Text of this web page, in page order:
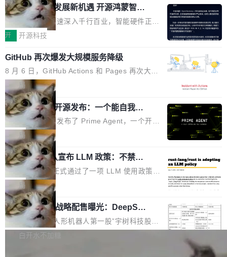
或造假。问题是，作为读者，如果你筛选出那些
看起来最令人兴奋的论文，那它们大部分都是过
度宣传的。」 这才是真正的痛点。不是所有论文
都有问题，是最吸引眼球的那批论文最有问题。
他引用的帖子来自 Mathew Shen，一位 ICLR 2
026 的读者：「看了篇 ...
的早期工程师之一，在 Grok 训练基础设施团队
工作过。近日他在 X 上发了一条帖子，列出了他
认为现代 AI 领域最重要的三个开源项目。 第一
个名字毫无悬念：Flash Attention 2。 Hieu 的
理由很具体。FA 系列不需要解释，但 FA2 是他
认为最重要的一个——复杂度恰到好处，刚好能
驱动你去学 CuTe，但还没被那些"邪恶的" Hopp
er++ 优化所淹没，足够容易修改和适配。 更关
键的是 FA2 的持久性...
共商智能硬件发展新机遇 开源鸿蒙智能
硬件开发者日杭州站即将举行
随着万物智联加速深入千行百业，智能硬件正从
单点设备迈向智能化、网联化、协同化发展。作
鸿蒙通过统一技术底座和分布式能力，为不同类
型智能设备的开发、连接与互联提供关键支撑，
也为产业链企业探索产品创新与商业增长打开新
的空间。 8月14日，开源鸿蒙智能硬件开发者日
（OHDD：OpenHarmony Hardware Develope
r Day）将在杭州启航。活动面向智能硬件产业
链企业和开发者，邀请行业专家与资深技术顾
问，围绕开源鸿蒙技术能力、设备适配、芯片适
配、功耗与稳定性调优、兼容性测评及统一互联
等内容展开系统讲解和实战交流，帮助企业进一
步了解开源鸿蒙在智能...
开 开源科技
GitHub 再次爆发大规模服务降级
8 月 6 日，GitHub Actions 和 Pages 再次大规
模服务降级，Actions 完全不可用超过 5 小时，
webhook 停发，连自托管 runner 也因调度层故
障无法工作。Pages、Copilot code review、C
opilot coding agent 全部受影响。从检测到完全
恢复，大约 12 小时。 这是 2026 年 8 月的第六
起事故，其中四起与 AI/Copilot 服务相关。 Git
Hub 员工 kdaigle 在 HN 讨论中贴出了一组数
据：2025 年全年 10 亿次 commit。现在，每周
2.75 亿次，全年预计 140 亿次。GitHub...
局
Prime Agent 开源发布：一个能自我改
进的编程 Agent，ARC-AGI 3 超越人类
专家基线
Prime Intellect 发布了 Prime Agent，一个开源
的编程 Agent Harness，核心设计围绕两个抽
象：Recursive Language Model（RLM）和 C
ontinual Harness。在 ARC-AGI 3 基准测试
上，Prime Agent + Opus 5 的组合达到了 95.
5% RHAE Best@1，超过了 ARC 报告的人类专
家基线 95.4%。 不是又一个 coding agent 包装
器 Prime Agent 的架构和市面上大多数 coding
agent 有本质区别。大多数 agent harness 的设
计是基于早期模型的能力—...
局
Rust 项目团队宣布 LLM 政策：不禁
止，但你要承认哪些代码不是你写的
Rust 语言项目正式通过了一项 LLM 使用政策，
覆盖 rust-lang/rust 单一仓库的代码贡献。这不
是项目级别的官方立场，目前由五个团队采纳，
但它可能是主流开源项目中关于 AI 辅助贡献最
细致的一份规则。 政策的核心只有一句话：LLM
可以用来分析、提炼、审阅、建议，但不能用来
局
宇树科技 IPO 战略配售曝光：DeepSe
ek 获配 93.3 万股，锁定 36 个月
8月6日晚间，“人形机器人第一股”宇树科技股份
有限公司披露IPO发行价格及战略配售结果，杭
白开水不加糖